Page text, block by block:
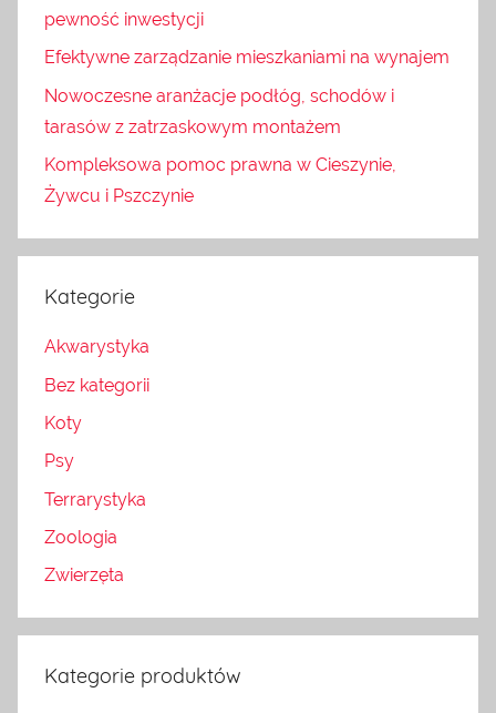
pewność inwestycji
Efektywne zarządzanie mieszkaniami na wynajem
Nowoczesne aranżacje podłóg, schodów i
tarasów z zatrzaskowym montażem
Kompleksowa pomoc prawna w Cieszynie,
Żywcu i Pszczynie
Kategorie
Akwarystyka
Bez kategorii
Koty
Psy
Terrarystyka
Zoologia
Zwierzęta
Kategorie produktów